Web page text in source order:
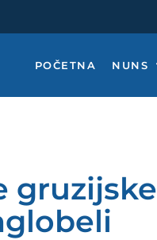
POČETNA NUNS
gruzijske